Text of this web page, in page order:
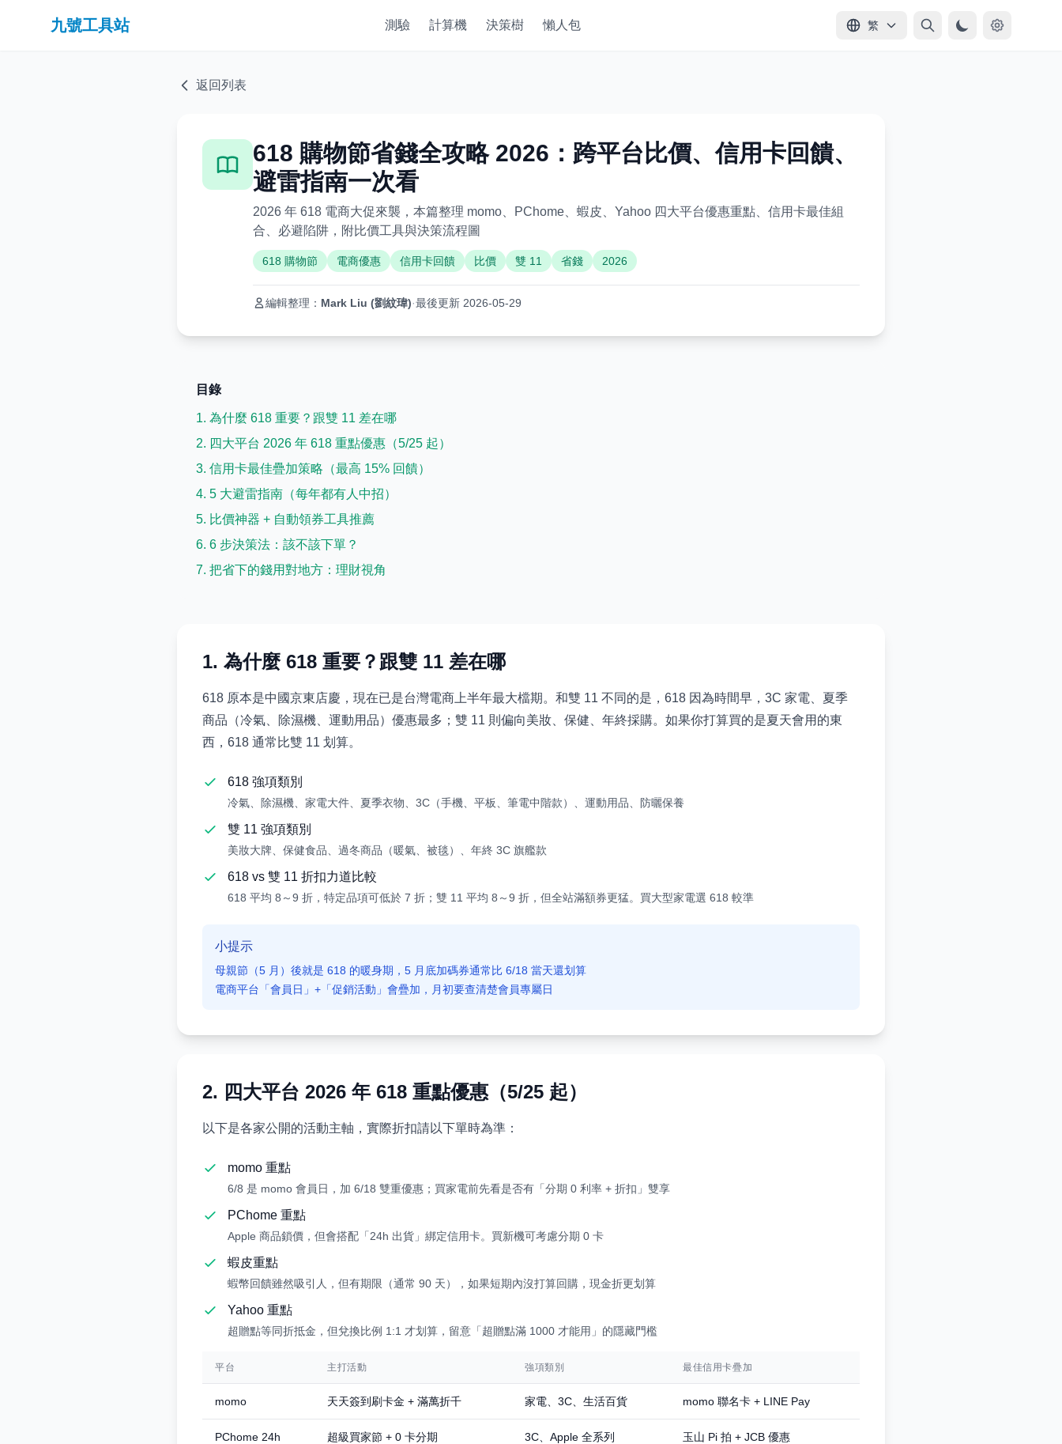
九號工具站 測驗 計算機 決策樹 懶人包 繁
返回列表
618 購物節省錢全攻略 2026：跨平台比價、信用卡回饋、
避雷指南一次看
2026 年 618 電商大促來襲，本篇整理 momo、PChome、蝦皮、Yahoo 四大平台優惠重點、信用卡最佳組
合、必避陷阱，附比價工具與決策流程圖
618 購物節 電商優惠 信用卡回饋 比價 雙 11 省錢 2026
編輯整理： Mark Liu (劉紋瑋)·最後更新 2026-05-29
目錄
1. 為什麼 618 重要？跟雙 11 差在哪
2. 四大平台 2026 年 618 重點優惠（5/25 起）
3. 信用卡最佳疊加策略（最高 15% 回饋）
4. 5 大避雷指南（每年都有人中招）
5. 比價神器 + 自動領券工具推薦
6. 6 步決策法：該不該下單？
7. 把省下的錢用對地方：理財視角
1. 為什麼 618 重要？跟雙 11 差在哪
618 原本是中國京東店慶，現在已是台灣電商上半年最大檔期。和雙 11 不同的是，618 因為時間早，3C 家電、夏季
商品（冷氣、除濕機、運動用品）優惠最多；雙 11 則偏向美妝、保健、年終採購。如果你打算買的是夏天會用的東
西，618 通常比雙 11 划算。
618 強項類別
冷氣、除濕機、家電大件、夏季衣物、3C（手機、平板、筆電中階款）、運動用品、防曬保養
雙 11 強項類別
美妝大牌、保健食品、過冬商品（暖氣、被毯）、年終 3C 旗艦款
618 vs 雙 11 折扣力道比較
618 平均 8～9 折，特定品項可低於 7 折；雙 11 平均 8～9 折，但全站滿額券更猛。買大型家電選 618 較準
小提示
母親節（5 月）後就是 618 的暖身期，5 月底加碼券通常比 6/18 當天還划算
電商平台「會員日」+「促銷活動」會疊加，月初要查清楚會員專屬日
2. 四大平台 2026 年 618 重點優惠（5/25 起）
以下是各家公開的活動主軸，實際折扣請以下單時為準：
momo 重點
6/8 是 momo 會員日，加 6/18 雙重優惠；買家電前先看是否有「分期 0 利率 + 折扣」雙享
PChome 重點
Apple 商品鎖價，但會搭配「24h 出貨」綁定信用卡。買新機可考慮分期 0 卡
蝦皮重點
蝦幣回饋雖然吸引人，但有期限（通常 90 天），如果短期內沒打算回購，現金折更划算
Yahoo 重點
超贈點等同折抵金，但兌換比例 1:1 才划算，留意「超贈點滿 1000 才能用」的隱藏門檻
平台 主打活動 強項類別 最佳信用卡疊加
momo 天天簽到刷卡金 + 滿萬折千 家電、3C、生活百貨 momo 聯名卡 + LINE Pay
PChome 24h 超級買家節 + 0 卡分期 3C、Apple 全系列 玉山 Pi 拍 + JCB 優惠